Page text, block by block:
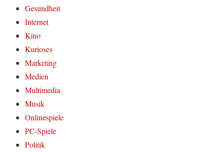
Gesundheit
Internet
Kino
Kurioses
Marketing
Medien
Multimedia
Musik
Onlinespiele
PC-Spiele
Politik